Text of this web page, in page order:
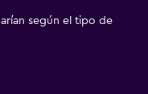
según el tipo de